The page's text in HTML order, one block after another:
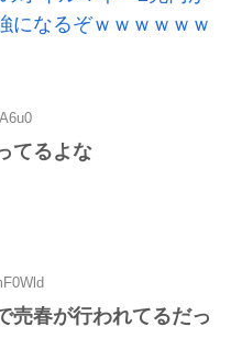
になるぞｗｗｗｗｗｗ
てるよな
売春が行われてるだっ